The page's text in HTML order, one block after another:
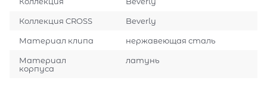
Коллекция CROSS Beverly
Материал клипа нержавеющая сталь
Материал
корпуса
латунь